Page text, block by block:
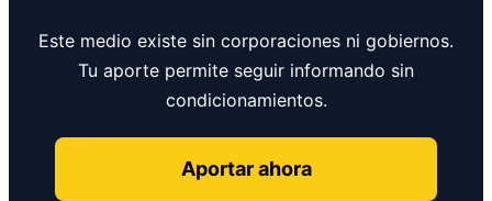
Este medio existe sin corporaciones ni gobiernos.
Tu aporte permite seguir informando sin
condicionamientos.
Aportar ahora